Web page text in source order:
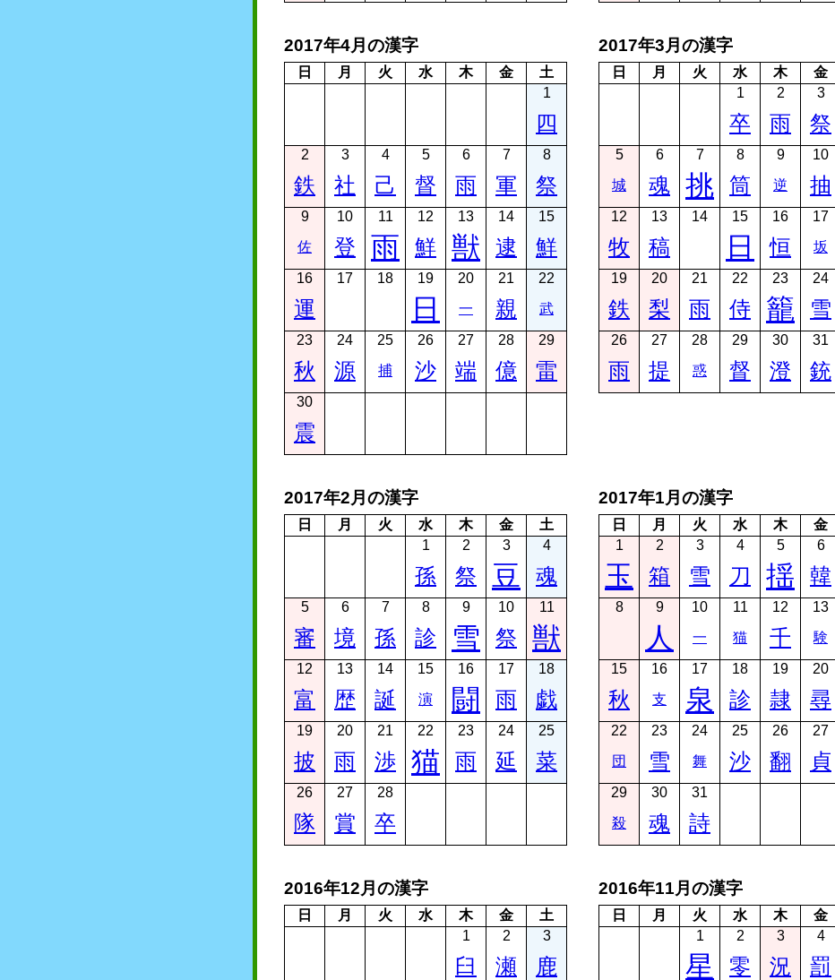
2017年4月の漢字
日 月 火 水 木 金
土
1
四
2
鉄
3
社
4
己
5
督
6
雨
7
軍
8
祭
9
佐
10
登
11
雨
12
鮮
13
獣
14
逮
15
鮮
16
運
17 18 19
日
20
一
21
親
22
武
23
秋
24
源
25
捕
26
沙
27
端
28
億
29
雷
30
震
2017年3月の漢字
日 月 火 水 木 金
1
卒
2
雨
3
祭
5
城
6
魂
7
挑
8
筒
9
逆
10
抽
12
牧
13
稿
14 15
日
16
恒
17
坂
19
鉄
20
梨
21
雨
22
侍
23
籠
24
雪
26
雨
27
提
28
惑
29
督
30
澄
31
銃
2017年2月の漢字
日 月 火 水 木 金
土
1
孫
2
祭
3
豆
4
魂
5
審
6
境
7
孫
8
診
9
雪
10
祭
11
獣
12
富
13
歴
14
誕
15
演
16
闘
17
雨
18
戯
19
披
20
雨
21
渉
22
猫
23
雨
24
延
25
菜
26
隊
27
賞
28
卒
2017年1月の漢字
日 月 火 水 木 金
1
玉
2
箱
3
雪
4
刀
5
揺
6
韓
8 9
人
10
一
11
猫
12
千
13
験
15
秋
16
支
17
泉
18
診
19
隷
20
尋
22
団
23
雪
24
舞
25
沙
26
翻
27
貞
29
殺
30
魂
31
詩
2016年12月の漢字
日 月 火 水 木 金
土
1
臼
2
瀬
3
鹿
2016年11月の漢字
日 月 火 水 木 金
1
星
2
零
3
況
4
罰